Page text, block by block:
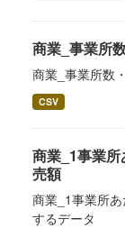
商業_事業所
商業_事業所数
CSV
商業_1事業
売額
商業_1事業所
するデータ